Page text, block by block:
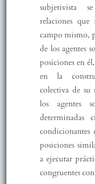
subjetivista
relaciones que
campo mismo,
de los agentes
posiciones en
en la
colectiva de
los agentes
determinadas
condicionantes
posiciones
a ejecutar
congruentes